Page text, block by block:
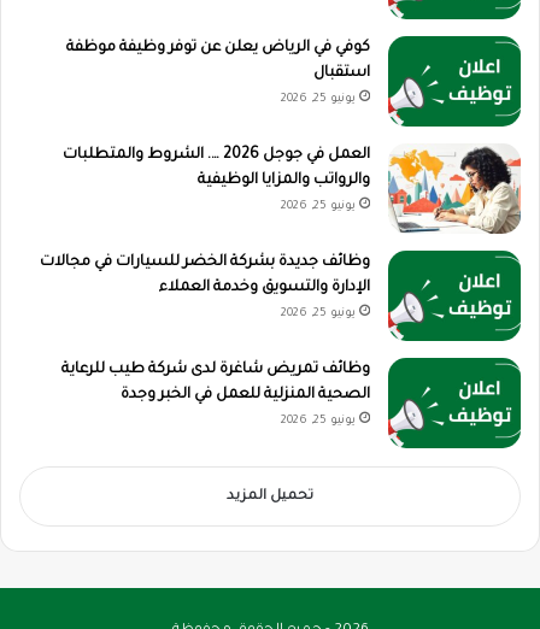
كوفي في الرياض يعلن عن توفر وظيفة موظفة
استقبال
يونيو 25, 2026
العمل في جوجل 2026 …. الشروط والمتطلبات
والرواتب والمزايا الوظيفية
يونيو 25, 2026
وظائف جديدة بشركة الخضر للسيارات في مجالات
الإدارة والتسويق وخدمة العملاء
يونيو 25, 2026
وظائف تمريض شاغرة لدى شركة طيب للرعاية
الصحية المنزلية للعمل في الخبر وجدة
يونيو 25, 2026
تحميل المزيد